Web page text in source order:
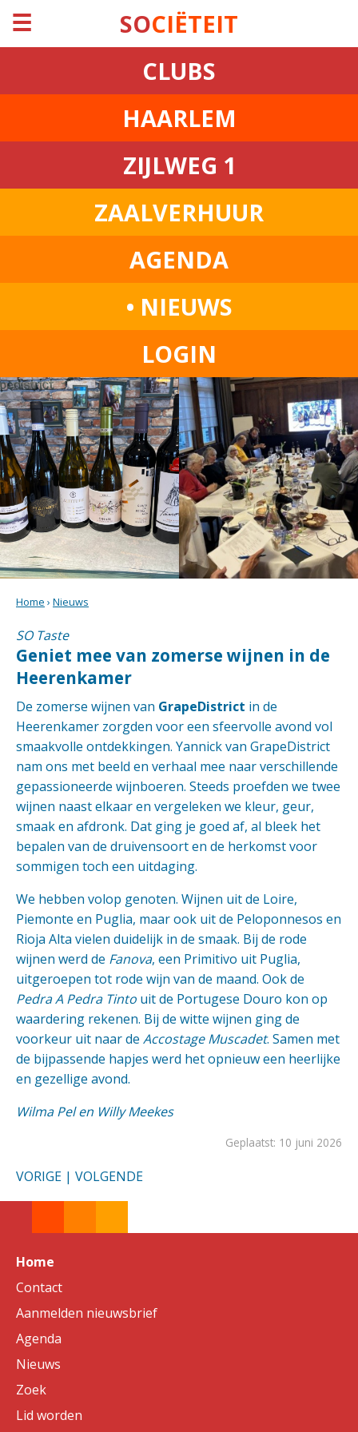
☰ SOCIËTEIT
CLUBS
HAARLEM
ZIJLWEG 1
ZAALVERHUUR
AGENDA
• NIEUWS
LOGIN
Home › Nieuws
SO Taste
Geniet mee van zomerse wijnen in de
Heerenkamer
De zomerse wijnen van GrapeDistrict in de
Heerenkamer zorgden voor een sfeervolle avond vol
smaakvolle ontdekkingen. Yannick van GrapeDistrict
nam ons met beeld en verhaal mee naar verschillende
gepassioneerde wijnboeren. Steeds proefden we twee
wijnen naast elkaar en vergeleken we kleur, geur,
smaak en afdronk. Dat ging je goed af, al bleek het
bepalen van de druivensoort en de herkomst voor
sommigen toch een uitdaging.
We hebben volop genoten. Wijnen uit de Loire,
Piemonte en Puglia, maar ook uit de Peloponnesos en
Rioja Alta vielen duidelijk in de smaak. Bij de rode
wijnen werd de Fanova, een Primitivo uit Puglia,
uitgeroepen tot rode wijn van de maand. Ook de
Pedra A Pedra Tinto uit de Portugese Douro kon op
waardering rekenen. Bij de witte wijnen ging de
voorkeur uit naar de Accostage Muscadet. Samen met
de bijpassende hapjes werd het opnieuw een heerlijke
en gezellige avond.
Wilma Pel en Willy Meekes
Geplaatst: 10 juni 2026
VORIGE | VOLGENDE
Home
Contact
Aanmelden nieuwsbrief
Agenda
Nieuws
Zoek
Lid worden